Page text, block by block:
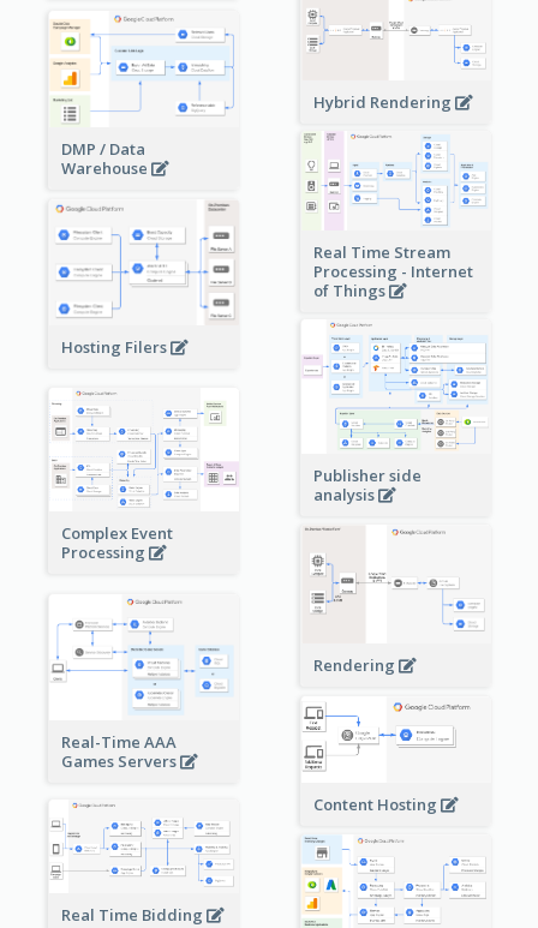
Hybrid Rendering
DMP / Data
Warehouse
Real Time Stream
Processing - Internet
of Things
Hosting Filers
Publisher side
analysis
Complex Event
Processing
Rendering
Real-Time AAA
Games Servers
Content Hosting
Real Time Bidding